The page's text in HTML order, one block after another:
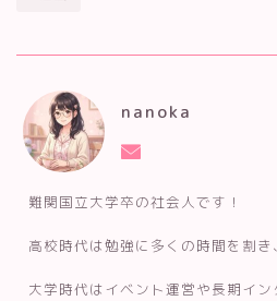
nanoka
難関国立大学卒の社会人です！
高校時代は勉強に多くの時間を割き
大学時代はイベント運営や長期イ